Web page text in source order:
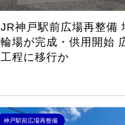
JR神戸駅前広場再整備
輪場が完成・供用開始
工程に移行か
神戸駅前広場再整備